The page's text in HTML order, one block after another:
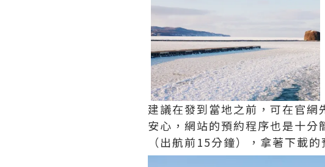
建議在發到當地之前，可在官
安心，網站的預約程序也是十
（出航前15分鐘），拿著下載